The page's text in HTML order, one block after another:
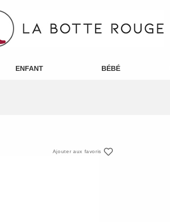
ENFANT BÉBÉ
Ajouter aux favoris